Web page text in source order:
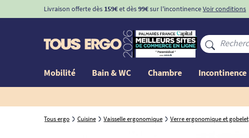
Livraison offerte dès 159€et dès99€sur l'incontinenceVoir conditions
Mobilité Bain & WC Chambre Incontinence
Tous ergo Cuisine Vaisselle ergonomique Verre ergonomique et gobelet